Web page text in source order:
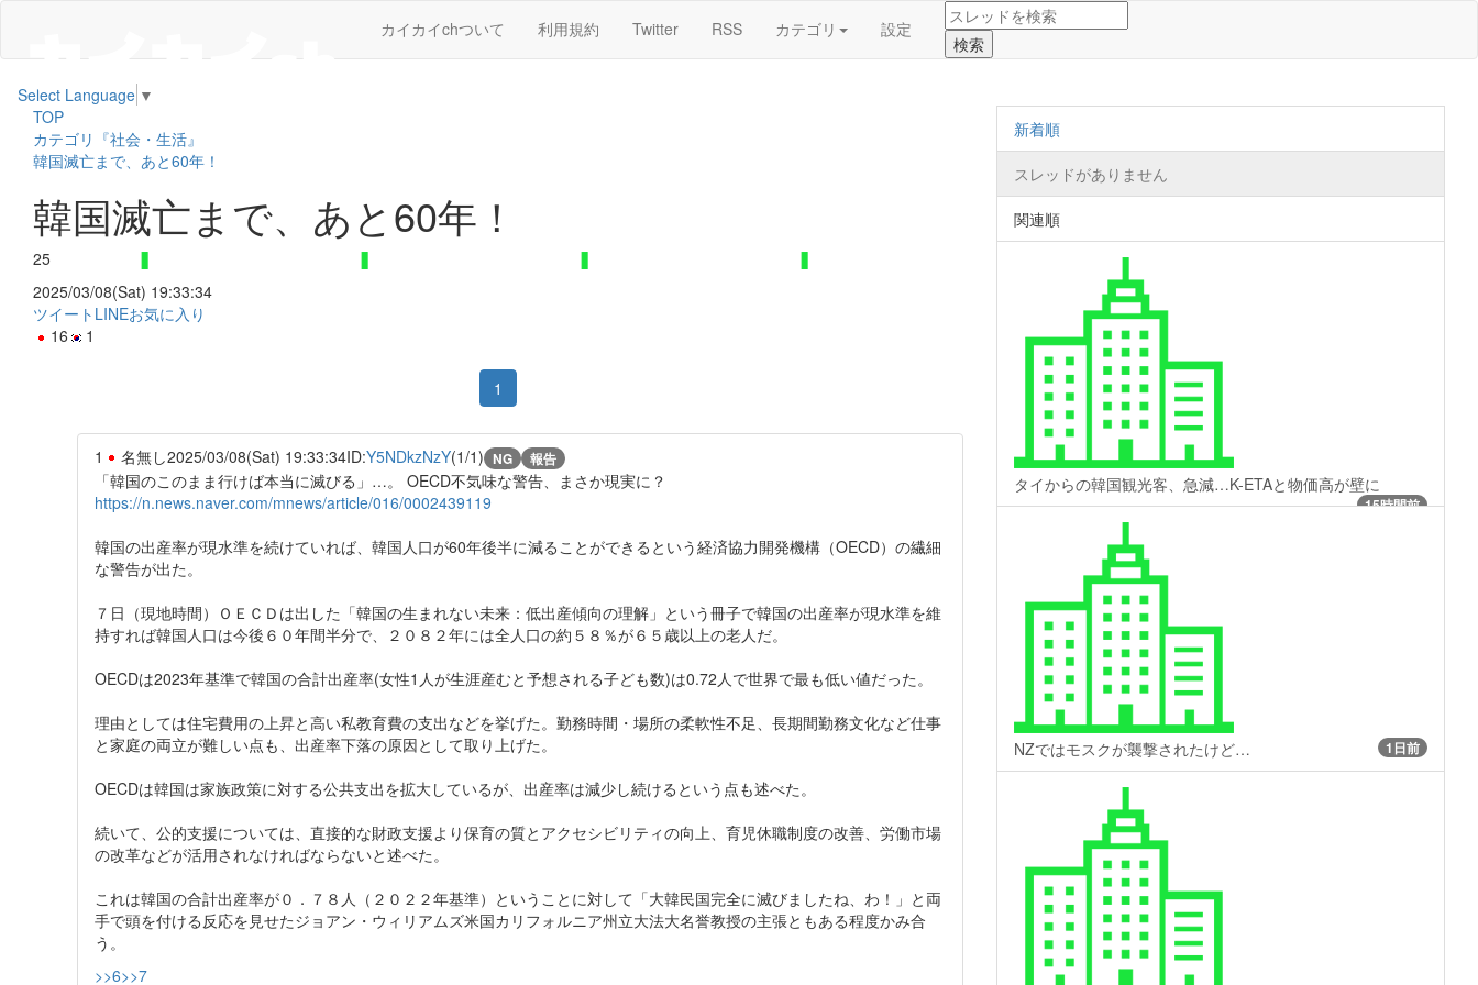
カイカイchついて 利用規約 Twitter RSS カテゴリ 設定
Select Language ▼
TOP
カテゴリ『社会・生活』
韓国滅亡まで、あと60年！
韓国滅亡まで、あと60年！
25
2025/03/08(Sat) 19:33:34
ツイート LINEお気に入り
16
1
1
1 名無し2025/03/08(Sat) 19:33:34ID:Y5NDkzNzY(1/1) NG 報告
「韓国のこのまま行けば本当に滅びる」…。 OECD不気味な警告、まさか現実に？
https://n.news.naver.com/mnews/article/016/0002439119
韓国の出産率が現水準を続けていれば、韓国人口が60年後半に減ることができるという経済協力開発機構（OECD）の繊細
な警告が出た。
７日（現地時間）ＯＥＣＤは出した「韓国の生まれない未来：低出産傾向の理解」という冊子で韓国の出産率が現水準を維
持すれば韓国人口は今後６０年間半分で、２０８２年には全人口の約５８％が６５歳以上の老人だ。
OECDは2023年基準で韓国の合計出産率(女性1人が生涯産むと予想される子ども数)は0.72人で世界で最も低い値だった。
理由としては住宅費用の上昇と高い私教育費の支出などを挙げた。勤務時間・場所の柔軟性不足、長期間勤務文化など仕事
と家庭の両立が難しい点も、出産率下落の原因として取り上げた。
OECDは韓国は家族政策に対する公共支出を拡大しているが、出産率は減少し続けるという点も述べた。
続いて、公的支援については、直接的な財政支援より保育の質とアクセシビリティの向上、育児休職制度の改善、労働市場
の改革などが活用されなければならないと述べた。
これは韓国の合計出産率が０．７８人（２０２２年基準）ということに対して「大韓民国完全に滅びましたね、わ！」と両
手で頭を付ける反応を見せたジョアン・ウィリアムズ米国カリフォルニア州立大法大名誉教授の主張ともある程度かみ合
う。
>>6>>7
新着順
スレッドがありません
関連順
タイからの韓国観光客、急減…K-ETAと物価高が壁に
15時間前
NZではモスクが襲撃されたけど… 1日前